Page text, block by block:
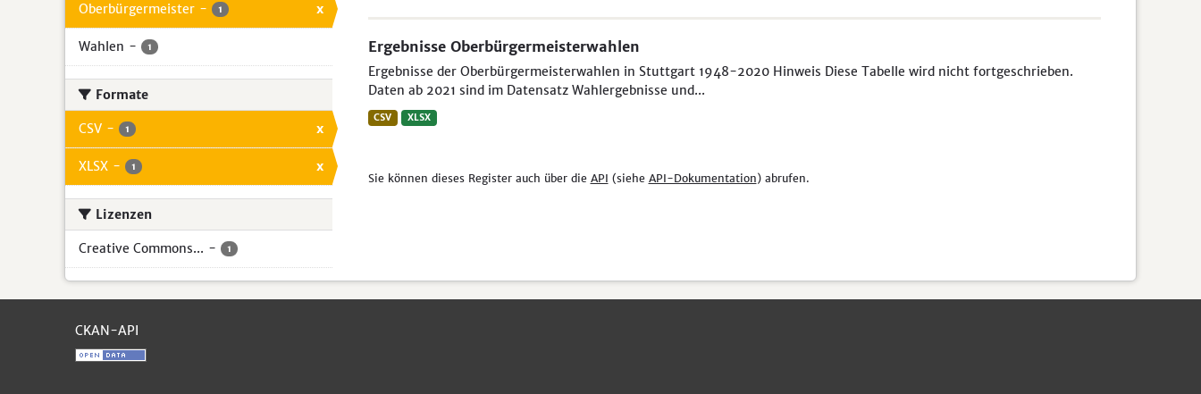
Oberbürgermeister - 1 x
Wahlen - 1
Formate
CSV - 1 x
XLSX - 1 x
Lizenzen
Creative Commons... - 1
Ergebnisse Oberbürgermeisterwahlen
Ergebnisse der Oberbürgermeisterwahlen in Stuttgart 1948-2020 Hinweis Diese Tabelle wird nicht fortgeschrieben.
Daten ab 2021 sind im Datensatz Wahlergebnisse und...
CSV XLSX
Sie können dieses Register auch über die API (siehe API-Dokumentation) abrufen.
CKAN-API